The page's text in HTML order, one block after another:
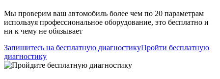
Мы проверим ваш автомобиль более чем по 20 параметрам
используя профессиональное оборудование, это бесплатно и
ни к чему не обязывает
Запишитесь на бесплатную диагностикуПройти бесплатную
диагностику